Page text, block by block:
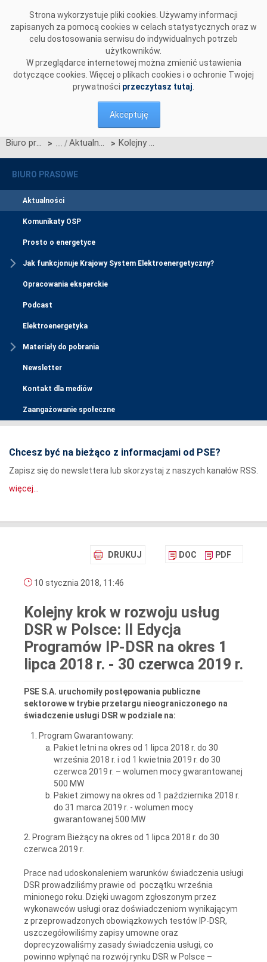
Strona wykorzystuje pliki cookies. Używamy informacji
zapisanych za pomocą cookies w celach statystycznych oraz w
celu dostosowania serwisu do indywidualnych potrzeb
użytkowników.
W przeglądarce internetowej można zmienić ustawienia
dotyczące cookies. Więcej o plikach cookies i o ochronie Twojej
prywatności przeczytasz tutaj
Akceptuję
Biuro prasowe > Aktualności > Kolejny krok w rozwoju usług DSR w Polsce: II Edycja Programów IP-DSR na okres 1 lipca 2018 r. - 30 czerwca 2019 r.
BIURO PRASOWE
Aktualności
Komunikaty OSP
Prosto o energetyce
Jak funkcjonuje Krajowy System Elektroenergetyczny?
Opracowania eksperckie
Podcast
Elektroenergetyka
Materiały do pobrania
Newsletter
Kontakt dla mediów
Zaangażowanie społeczne
Chcesz być na bieżąco z informacjami od PSE?
Zapisz się do newslettera lub skorzystaj z naszych kanałów RSS.
więcej...
DRUKUJ DOC PDF
10 stycznia 2018, 11:46
Kolejny krok w rozwoju usług
DSR w Polsce: II Edycja
Programów IP-DSR na okres 1
lipca 2018 r. - 30 czerwca 2019 r.
PSE S.A. uruchomiły postępowania publiczne
sektorowe w trybie przetargu nieograniczonego na
świadczenie usługi DSR w podziale na:
Program Gwarantowany:
Pakiet letni na okres od 1 lipca 2018 r. do 30
września 2018 r. i od 1 kwietnia 2019 r. do 30
czerwca 2019 r. – wolumen mocy gwarantowanej
500 MW
Pakiet zimowy na okres od 1 października 2018 r.
do 31 marca 2019 r. - wolumen mocy
gwarantowanej 500 MW
2. Program Bieżący na okres od 1 lipca 2018 r. do 30
czerwca 2019 r.
Prace nad udoskonaleniem warunków świadczenia usługi
DSR prowadziliśmy prawie od początku września
minionego roku. Dzięki uwagom zgłoszonym przez
wykonawców usługi oraz doświadczeniom wynikającym
z przeprowadzonych obowiązkowych testów IP-DSR,
uszczegółowiliśmy zapisy umowne oraz
doprecyzowaliśmy zasady świadczenia usługi, co
powinno wpłynąć na rozwój rynku DSR w Polsce –